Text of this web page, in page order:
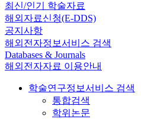
최신/인기 학술자료
해외자료신청(E-DDS)
공지사항
해외전자정보서비스 검색
Databases & Journals
해외전자자료 이용안내
학술연구정보서비스 검색
통합검색
학위논문